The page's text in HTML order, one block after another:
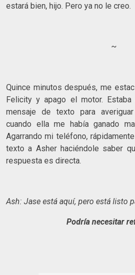
estará bien, hijo. Pero ya no le creo.
~
Quince minutos después, me
Felicity y apago el motor.
mensaje de texto para
cuando ella me había ganado
Agarrando mi teléfono,
texto a Asher haciéndole saber
respuesta es directa.
Ash: Jase está aquí, pero está listo
Podría necesitar